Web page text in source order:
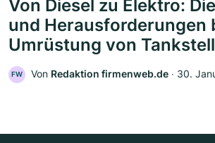
Von Diesel zu Elektro:
und Herausforderungen
Umrüstung von
FW Von Redaktion firmenweb.de ‧ 30.